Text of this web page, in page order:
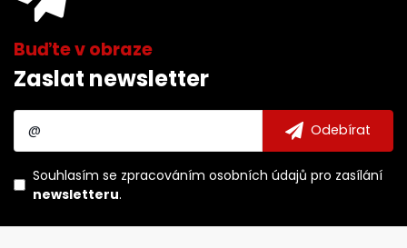
Zaslat newsletter
Souhlasím se zpracováním osobních údajů pro zasílání
newsletteru.